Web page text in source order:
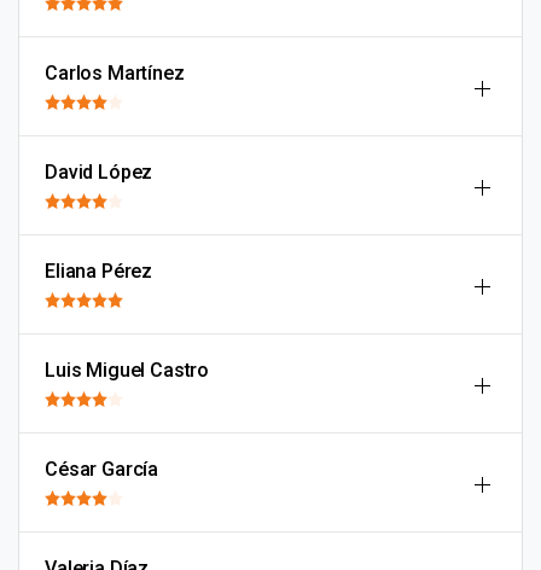
Carlos Martínez
David López
Eliana Pérez
Luis Miguel Castro
César García